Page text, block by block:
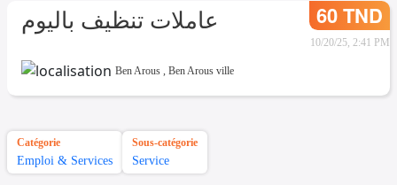
عاملات تنظيف باليوم 60 TND
10/20/25, 2:41 PM
Ben Arous , Ben Arous ville
Catégorie
Emploi & Services
Sous-catégorie
Service